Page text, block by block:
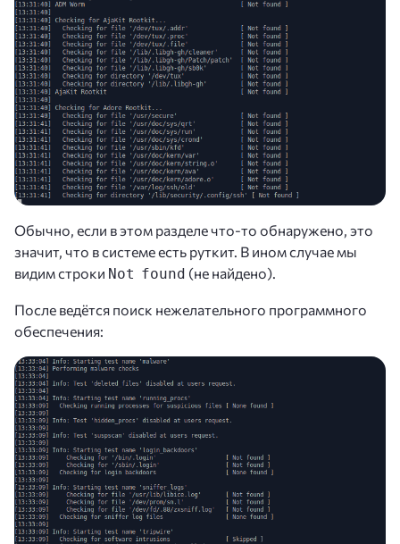
Обычно, если в этом разделе что-то обнаружено, это
значит, что в системе есть руткит. В ином случае мы
видим строки Not found (не найдено).
После ведётся поиск нежелательного программного
обеспечения: